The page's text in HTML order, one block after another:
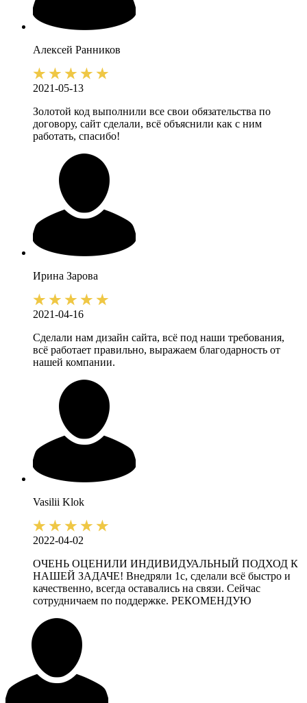
Алексей Ранников
2021-05-13
Золотой код выполнили все свои обязательства по
договору, сайт сделали, всё объяснили как с ним
работать, спасибо!
Ирина Зарова
2021-04-16
Сделали нам дизайн сайта, всё под наши требования,
всё работает правильно, выражаем благодарность от
нашей компании.
Vasilii Klok
2022-04-02
ОЧЕНЬ ОЦЕНИЛИ ИНДИВИДУАЛЬНЫЙ ПОДХОД К
НАШЕЙ ЗАДАЧЕ! Внедряли 1с, сделали всё быстро и
качественно, всегда оставались на связи. Сейчас
сотрудничаем по поддержке. РЕКОМЕНДУЮ